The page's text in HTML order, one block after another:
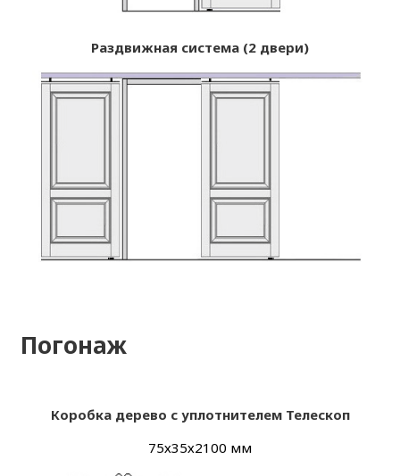
Раздвижная система (2 двери)
Погонаж
Коробка дерево с уплотнителем Телескоп
75х35х2100 мм